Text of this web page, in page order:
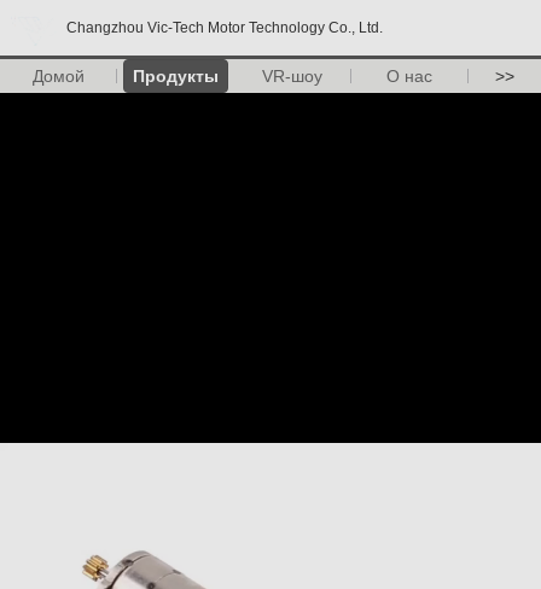
Changzhou Vic-Tech Motor Technology Co., Ltd.
Домой Продукты VR-шоу О нас >>